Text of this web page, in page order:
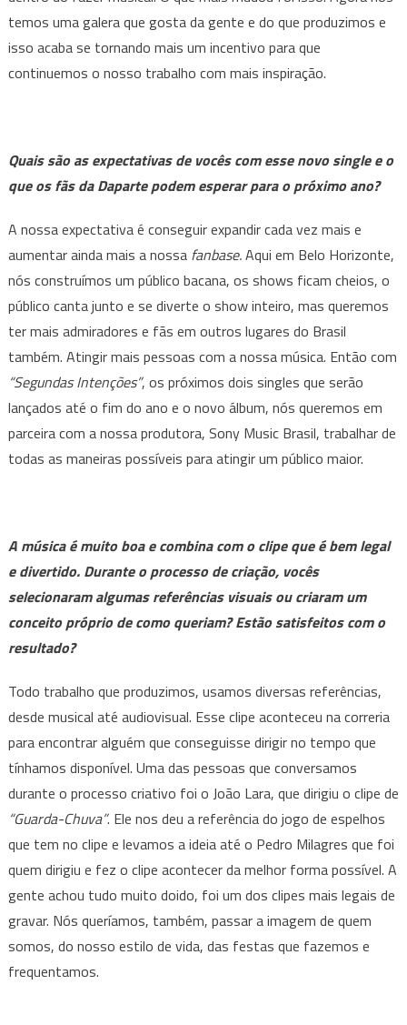
temos uma galera que gosta da gente e do que produzimos e
isso acaba se tornando mais um incentivo para que
continuemos o nosso trabalho com mais inspiração.
Quais são as expectativas de vocês com esse novo single e o
que os fãs da Daparte podem esperar para o próximo ano?
A nossa expectativa é conseguir expandir cada vez mais e
aumentar ainda mais a nossa fanbase.Aqui em Belo Horizonte,
nós construímos um público bacana, os shows ficam cheios, o
público canta junto e se diverte o show inteiro, mas queremos
ter mais admiradores e fãs em outros lugares do Brasil
também. Atingir mais pessoas com a nossa música. Então com
“Segundas Intenções”, os próximos dois singles que serão
lançados até o fim do ano e o novo álbum, nós queremos em
parceira com a nossa produtora, Sony Music Brasil, trabalhar de
todas as maneiras possíveis para atingir um público maior.
A música é muito boa e combina com o clipe que é bem legal
e divertido. Durante o processo de criação, vocês
selecionaram algumas referências visuais ou criaram um
conceito próprio de como queriam? Estão satisfeitos com o
resultado?
Todo trabalho que produzimos, usamos diversas referências,
desde musical até audiovisual. Esse clipe aconteceu na correria
para encontrar alguém que conseguisse dirigir no tempo que
tínhamos disponível. Uma das pessoas que conversamos
durante o processo criativo foi o João Lara, que dirigiu o clipe de
“Guarda-Chuva”. Ele nos deu a referência do jogo de espelhos
que tem no clipe e levamos a ideia até o Pedro Milagres que foi
quem dirigiu e fez o clipe acontecer da melhor forma possível. A
gente achou tudo muito doido, foi um dos clipes mais legais de
gravar. Nós queríamos, também, passar a imagem de quem
somos, do nosso estilo de vida, das festas que fazemos e
frequentamos.